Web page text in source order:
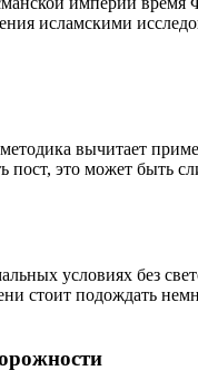
исламскими
вычитает
пост, это может быть
условиях без
стоит подождать